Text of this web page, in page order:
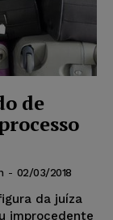
de
- 02/03/2018
da juíza
improcedente